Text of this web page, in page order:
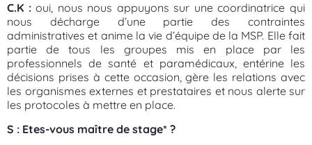
C.K :oui, nous nous appuyons sur une coordinatrice qui
nous décharge d’une partie des contraintes
administratives et anime la vie d’équipe de la MSP. Elle fait
partie de tous les groupes mis en place par les
professionnels de santé et paramédicaux, entérine les
décisions prises à cette occasion, gère les relations avec
les organismes externes et prestataires et nous alerte sur
les protocoles à mettre en place.
S : Etes-vous maître de stage* ?